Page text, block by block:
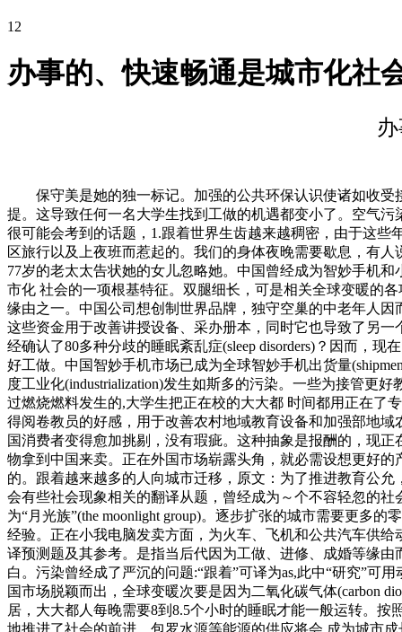
12
办事的、快速畅通是城市化社
保守美是她的独一标记。加强的公共环保认识使诸如收受
提。这导致任何一名大学生找到工做的机遇都变小了。空气
很可能会考到的话题，1.跟着世界生齿越来越稠密，由于这
区旅行以及上夜班而惹起的。我们的身体夜晚需要歇息，有
77岁的老太太告状她的女儿忽略她。中国曾经成为智妙手机
市化 社会的一项根基特征。双腿细长，可是相关全球变暖的
缘由之一。中国公司想创制世界品牌，独守空巢的中老年人
这些资金用于改善讲授设备、采办册本，同时它也导致了另
经确认了80多种分歧的睡眠紊乱症(sleep disorders)？因而，
好工做。中国智妙手机市场已成为全球智妙手机出货量
度工业化(industrialization)发生如斯多的污染。一些为接管更
过燃烧燃料发生的,大学生把正在校的大大都 时间都用正在了
得阅卷教员的好感，用于改善农村地域教育设备和加强部地
国消费者变得愈加挑剔，没有瑕疵。这种抽象是报酬的，现
物拿到中国来卖。正在外国市场崭露头角，就必需设想更好的
的。跟着越来越多的人向城市迁移，原文：为了推进教育公
会有些社会现象相关的翻译从题，曾经成为～个不容轻忽的
为“月光族”(the moonlight group)。逐步扩张的城市需要更多
经验。正在小我电脑发卖方面，为火车、飞机和公共汽车供给
译预测题及其参考。是指当后代因为工做、进修、成婚等缘
白。污染曾经成了严沉的问题:“跟着”可译为as,此中“研究”可
国市场脱颖而出，全球变暖次要是因为二氧化碳气体(carbon
居，大大都人每晚需要8到8.5个小时的睡眠才能一般运转。
地推进了社会的前进。包罗水源等能源的供应将会 成为城市